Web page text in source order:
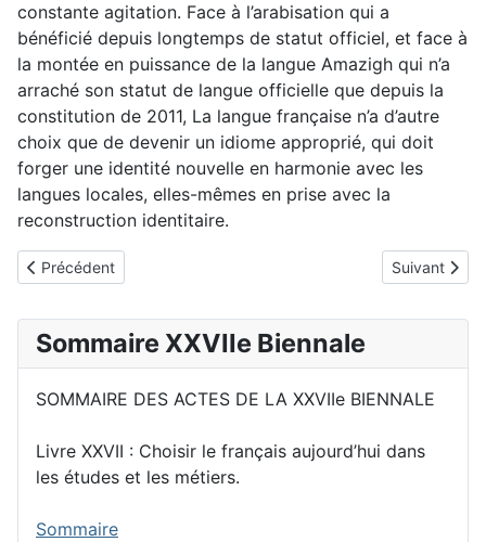
Sommaire XXVIIe Biennale
SOMMAIRE DES ACTES DE LA XXVIIe BIENNALE
Livre XXVII : Choisir le français aujourd’hui dans
les études et les métiers.
Sommaire
constante agitation. Face à l’arabisation qui a
bénéficié depuis longtemps de statut officiel, et face à
la montée en puissance de la langue Amazigh qui n’a
arraché son statut de langue officielle que depuis la
constitution de 2011, La langue française n’a d’autre
choix que de devenir un idiome approprié, qui doit
forger une identité nouvelle en harmonie avec les
langues locales, elles-mêmes en prise avec la
reconstruction identitaire.
Article précédent : B27 Amel DJEZZAR
Précédent Article
Suivant